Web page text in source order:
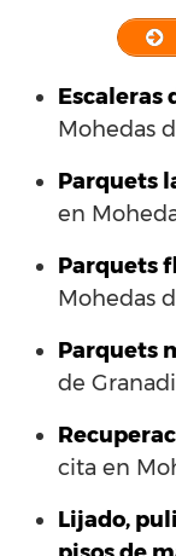
Escaleras
Mohedas
Parquets
en
Parquets
Mohedas
Parquets
de
cita en
Lijado,